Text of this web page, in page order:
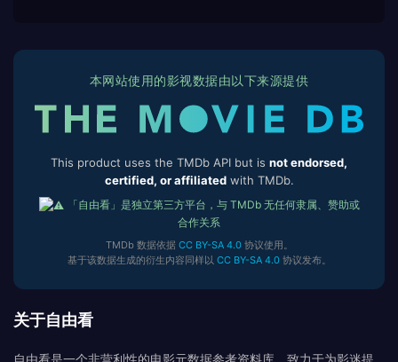
本网站使用的影视数据由以下来源提供
This product uses the TMDb API but is not endorsed,
certified, or affiliatedwith TMDb.
「自由看」是独立第三方平台，与 TMDb 无任何隶属、赞助或
合作关系
TMDb 数据依据 CC BY-SA 4.0协议使用。
基于该数据生成的衍生内容同样以 CC BY-SA 4.0协议发布。
关于自由看
自由看是一个非营利性的电影元数据参考资料库，致力于为影迷提